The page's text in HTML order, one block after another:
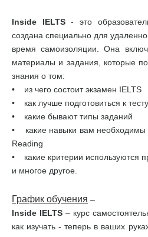
Inside IELTS- это
создана специально для
время самоизоляции. Она
материалы и задания, которые
знания о том:
• из чего состоит экзамен IELTS
• как лучше подготовиться к тесту
• какие бывают типы заданий
• какие навыки вам необходимы
Reading
• какие критерии используются
и многое другое.
График обучения –
Inside IELTS – курс
как изучать - теперь в ваших